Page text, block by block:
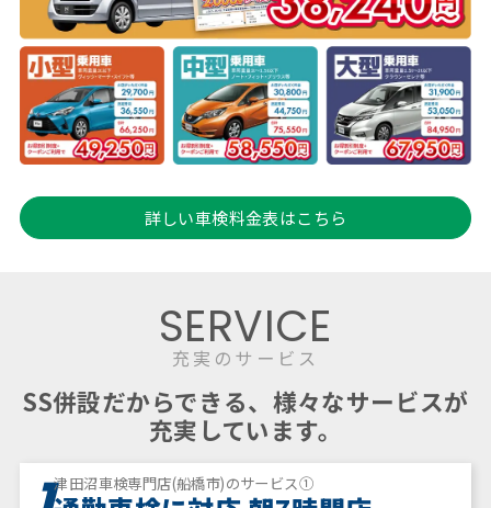
詳しい車検料金表はこちら
SERVICE
充実のサービス
SS併設だからできる、様々なサービスが
充実しています。
津田沼車検専門店(船橋市)のサービス①